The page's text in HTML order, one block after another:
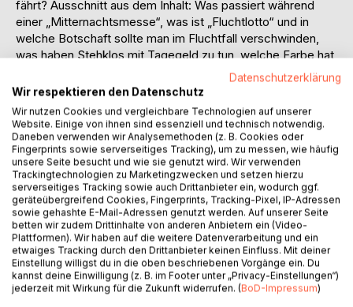
fährt? Ausschnitt aus dem Inhalt: Was passiert während
einer „Mitternachtsmesse“, was ist „Fluchtlotto“ und in
welche Botschaft sollte man im Fluchtfall verschwinden,
was haben Stehklos mit Tagegeld zu tun, welche Farbe hat
man nachts in Las Vegas, was ist „Pachinko“, warum ist
eine Küchenspüle nicht sehr fernsehtauglich, warum sind
Friedhöfe nachts gefährlich, warum sind Pantoffel in Autos
nicht erwünscht, was machen Socken auf einer Stehlampe,
warum sollte man Lebensmittel nicht im Papierkorb
transportieren, wieviel Wein darf eine Person trinken, wie
groß ist das englische Nationalkochbuch, wie macht man
einen Japaner betrunken, warum heißt der Broadway wie er
heißt, wie kann man mit einer Uhr telefonieren, warum sind
Sandalen im winterlichen Sibirien kein ideales Schuhwerk,
wie funktioniert eine sibirische Enteisungsmaschine und
was hat Gorbatschow damit zu tun, wann ist in Japan
Sperrstunde, warum ist dort Küssen auf der Straße
verboten, was macht der Uniformierte mit den weißen
Datenschutzerklärung
Wir respektieren den Datenschutz
Wir nutzen Cookies und vergleichbare Technologien auf unserer
Website. Einige von ihnen sind essenziell und technisch notwendig.
Daneben verwenden wir Analysemethoden (z. B. Cookies oder
Fingerprints sowie serverseitiges Tracking), um zu messen, wie häufig
unsere Seite besucht und wie sie genutzt wird. Wir verwenden
Trackingtechnologien zu Marketingzwecken und setzen hierzu
serverseitiges Tracking sowie auch Drittanbieter ein, wodurch ggf.
geräteübergreifend Cookies, Fingerprints, Tracking-Pixel, IP-Adressen
sowie gehashte E-Mail-Adressen genutzt werden. Auf unserer Seite
betten wir zudem Drittinhalte von anderen Anbietern ein (Video-
Plattformen). Wir haben auf die weitere Datenverarbeitung und ein
etwaiges Tracking durch den Drittanbieter keinen Einfluss. Mit deiner
Einstellung willigst du in die oben beschriebenen Vorgänge ein. Du
kannst deine Einwilligung (z. B. im Footer unter „Privacy-Einstellungen“)
jederzeit mit Wirkung für die Zukunft widerrufen. (BoD-Impressum)